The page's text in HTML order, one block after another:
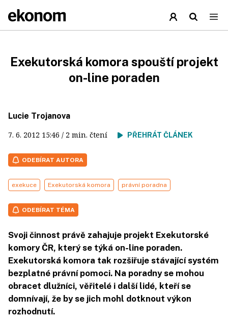
Exekutorská komora spouští projekt
on-line poraden
Lucie Trojanova
7. 6. 2012 15:46 / 2 min. čtení PŘEHRÁT ČLÁNEK
ODEBÍRAT AUTORA
exekuce Exekutorská komora právní poradna
ODEBÍRAT TÉMA
Svoji činnost právě zahajuje projekt Exekutorské
komory ČR, který se týká on-line poraden.
Exekutorská komora tak rozšiřuje stávající systém
bezplatné právní pomoci. Na poradny se mohou
obracet dlužníci, věřitelé i další lidé, kteří se
domnívají, že by se jich mohl dotknout výkon
rozhodnutí.